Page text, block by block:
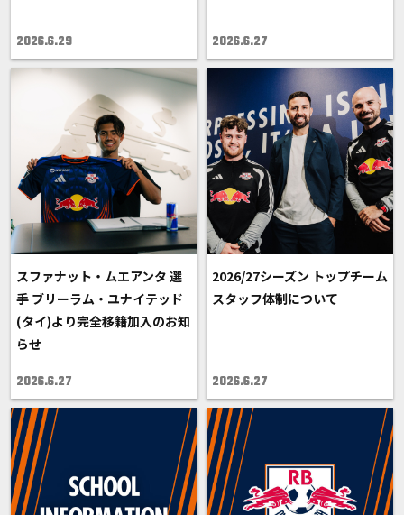
2026.6.29 2026.6.27
スファナット・ムエアンタ 選
手 ブリーラム・ユナイテッド
(タイ)より完全移籍加入のお知
らせ
2026.6.27
2026/27シーズン トップチーム
スタッフ体制について
2026.6.27